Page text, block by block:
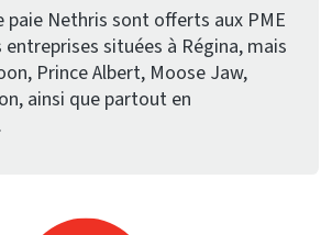
paie Nethris sont offerts aux PME
situées à Régina, mais
Prince Albert, Moose Jaw,
ainsi que partout en